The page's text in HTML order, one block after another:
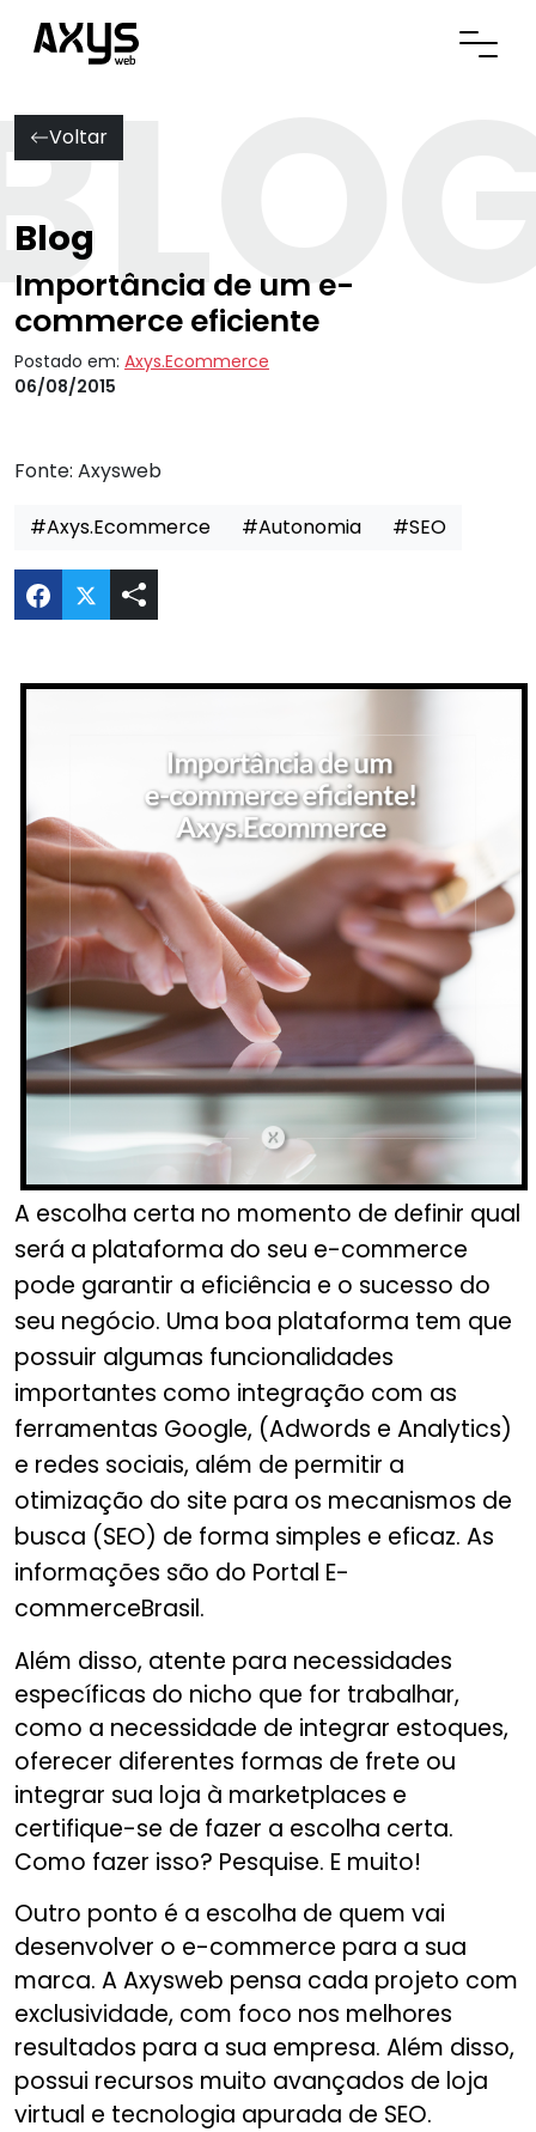
Abrir
Voltar
Blog
Importância de um e-
commerce eficiente
Postado em: Axys.Ecommerce
06/08/2015
Fonte: Axysweb
#Axys.Ecommerce #Autonomia #SEO
Compartilhar Importância de um e-commerce
A escolha certa no momento de definir qual
será a plataforma do seu e-commerce
pode garantir a eficiência e o sucesso do
seu negócio. Uma boa plataforma tem que
possuir algumas funcionalidades
importantes como integração com as
ferramentas Google, (Adwords e Analytics)
e redes sociais, além de permitir a
otimização do site para os mecanismos de
busca (SEO) de forma simples e eficaz. As
informações são do Portal E-
commerceBrasil.
Além disso, atente para necessidades
específicas do nicho que for trabalhar,
como a necessidade de integrar estoques,
oferecer diferentes formas de frete ou
integrar sua loja à marketplaces e
certifique-se de fazer a escolha certa.
Como fazer isso? Pesquise. E muito!
Outro ponto é a escolha de quem vai
desenvolver o e-commerce para a sua
marca. A Axysweb pensa cada projeto com
exclusividade, com foco nos melhores
resultados para a sua empresa. Além disso,
possui recursos muito avançados de loja
virtual e tecnologia apurada de SEO.